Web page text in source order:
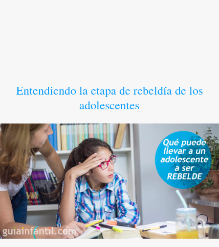
Entendiendo la etapa de rebeldía de los
adolescentes